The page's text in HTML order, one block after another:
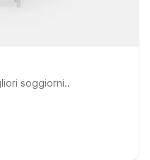
soggiorni..